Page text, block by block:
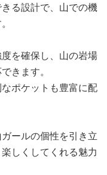
る設計で、山での機
を確保し、山の岩場
きます。
ポケットも豊富に配
ールの個性を引き立
しくしてくれる魅力